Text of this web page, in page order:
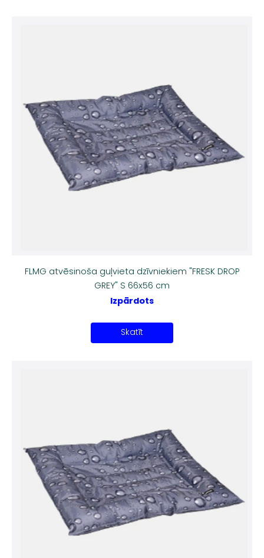
FLMG atvēsinoša guļvieta dzīvniekiem "FRESK DROP
GREY" S 66x56 cm
Izpārdots
Skatīt